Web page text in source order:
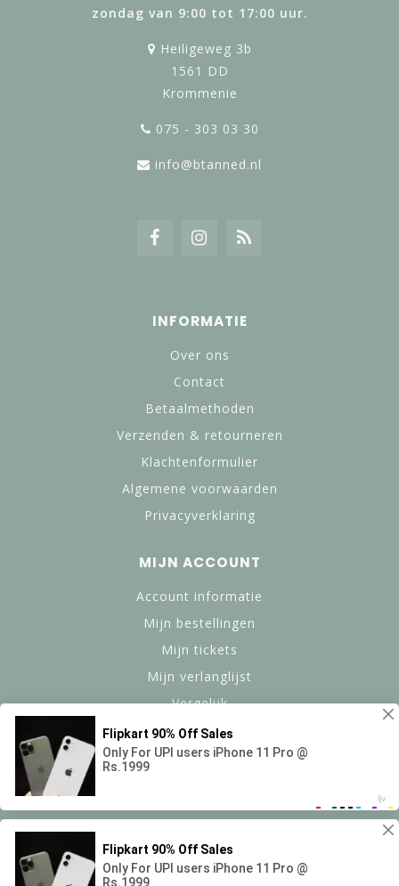
zondag van 9:00 tot 17:00 uur.
Heiligeweg 3b
1561 DD
Krommenie
075 - 303 03 30
info@btanned.nl
INFORMATIE
Over ons
Contact
Betaalmethoden
Verzenden & retourneren
Klachtenformulier
Algemene voorwaarden
Privacyverklaring
MIJN ACCOUNT
Account informatie
Mijn bestellingen
Mijn tickets
Mijn verlanglijst
Vergelijk
Alle producten
Theme by Dyvelopment